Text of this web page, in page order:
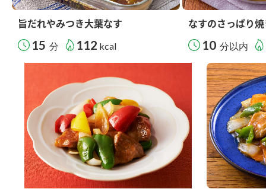
旨だれやみつき大葉なす
15 分 112 kcal
なすのさっぱり
10 分以内